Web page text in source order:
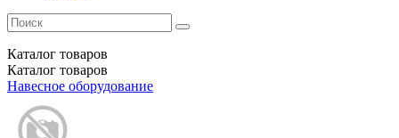
Каталог товаров
Каталог товаров
Навесное оборудование